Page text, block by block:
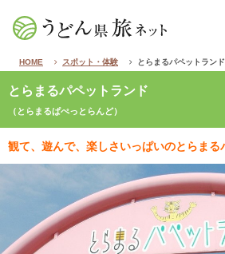
HOME スポット・体験 とらまるパペットランド
とらまるパペットランド
（とらまるぱぺっとらんど）